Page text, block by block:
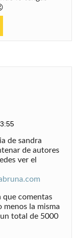
de sandra
de autores
ver el
que comentas
menos la misma
total de 5000